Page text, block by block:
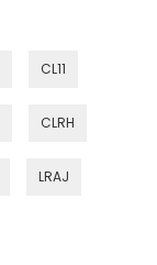
CL11
CLRH
LRAJ